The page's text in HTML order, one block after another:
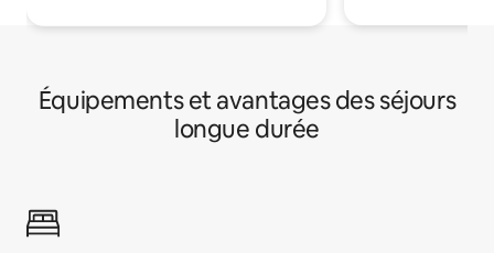
Équipements et avantages des séjours
longue durée